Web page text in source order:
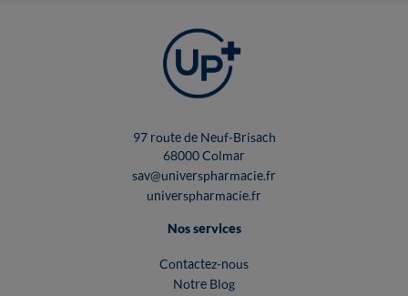
97 route de Neuf-Brisach
68000 Colmar
sav@universpharmacie.fr
universpharmacie.fr
Nos services
Contactez-nous
Notre Blog